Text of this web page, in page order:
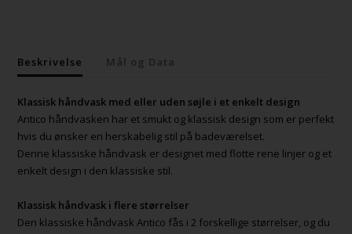
Beskrivelse Mål og Data
Klassisk håndvask med eller uden søjle i et enkelt design
Antico håndvasken har et smukt og klassisk design som er perfekt
hvis du ønsker en herskabelig stil på badeværelset.
Denne klassiske håndvask er designet med flotte rene linjer og et
enkelt design i den klassiske stil.
Klassisk håndvask i flere størrelser
Den klassiske håndvask Antico fås i 2 forskellige størrelser, og du